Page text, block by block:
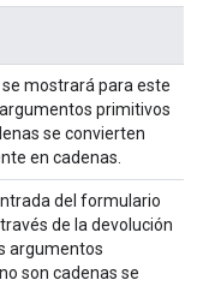
se mostrará para este
primitivos
se convierten
en cadenas.
del formulario
de la devolución
argumentos
son cadenas se